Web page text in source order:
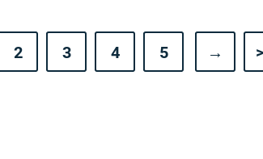
2 3 4 5 →